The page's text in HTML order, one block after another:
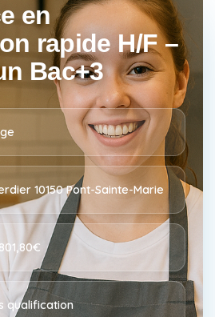
en
rapide H/F –
Bac+3
10150 Pont-Sainte-Marie
qualification